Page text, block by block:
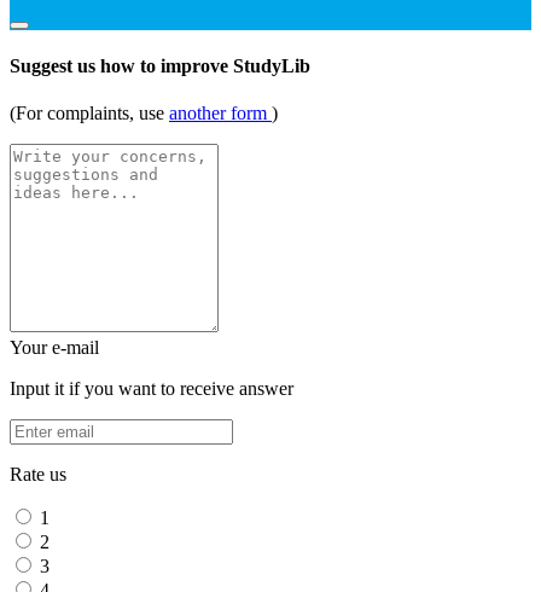
Suggest us how to improve StudyLib
(For complaints, use another form )
Your e-mail
Input it if you want to receive answer
Rate us
1
2
3